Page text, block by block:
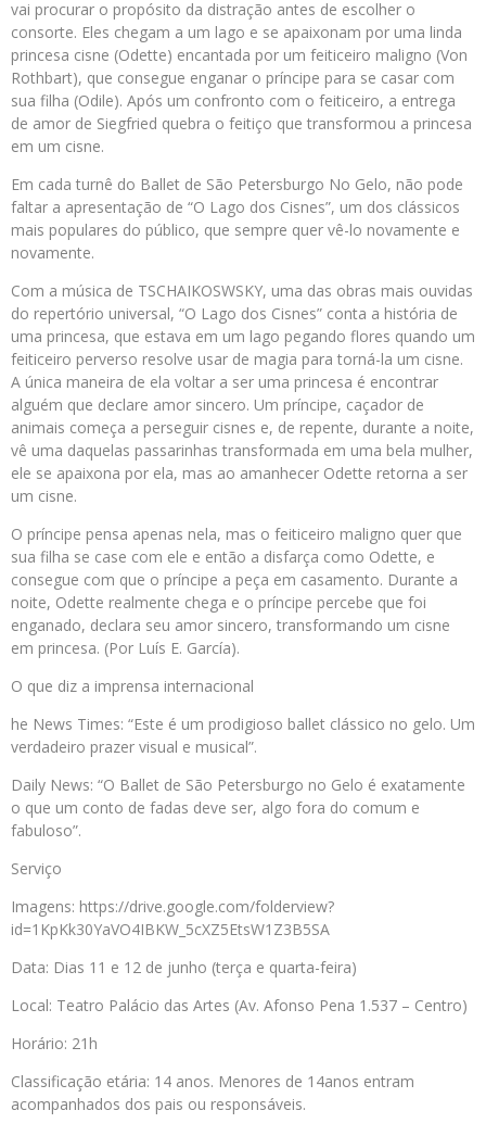
vai procurar o propósito da distração antes de escolher o
consorte. Eles chegam a um lago e se apaixonam por uma linda
princesa cisne (Odette) encantada por um feiticeiro maligno (Von
Rothbart), que consegue enganar o príncipe para se casar com
sua filha (Odile). Após um confronto com o feiticeiro, a entrega
de amor de Siegfried quebra o feitiço que transformou a princesa
em um cisne.
Em cada turnê do Ballet de São Petersburgo No Gelo, não pode
faltar a apresentação de “O Lago dos Cisnes”, um dos clássicos
mais populares do público, que sempre quer vê-lo novamente e
novamente.
Com a música de TSCHAIKOSWSKY, uma das obras mais ouvidas
do repertório universal, “O Lago dos Cisnes” conta a história de
uma princesa, que estava em um lago pegando flores quando um
feiticeiro perverso resolve usar de magia para torná-la um cisne.
A única maneira de ela voltar a ser uma princesa é encontrar
alguém que declare amor sincero. Um príncipe, caçador de
animais começa a perseguir cisnes e, de repente, durante a noite,
vê uma daquelas passarinhas transformada em uma bela mulher,
ele se apaixona por ela, mas ao amanhecer Odette retorna a ser
um cisne.
O príncipe pensa apenas nela, mas o feiticeiro maligno quer que
sua filha se case com ele e então a disfarça como Odette, e
consegue com que o príncipe a peça em casamento. Durante a
noite, Odette realmente chega e o príncipe percebe que foi
enganado, declara seu amor sincero, transformando um cisne
em princesa. (Por Luís E. García).
O que diz a imprensa internacional
he News Times: “Este é um prodigioso ballet clássico no gelo. Um
verdadeiro prazer visual e musical”.
Daily News: “O Ballet de São Petersburgo no Gelo é exatamente
o que um conto de fadas deve ser, algo fora do comum e
fabuloso”.
Serviço
Imagens: https://drive.google.com/folderview?
id=1KpKk30YaVO4IBKW_5cXZ5EtsW1Z3B5SA
Data: Dias 11 e 12 de junho (terça e quarta-feira)
Local: Teatro Palácio das Artes (Av. Afonso Pena 1.537 – Centro)
Horário: 21h
Classificação etária: 14 anos. Menores de 14anos entram
acompanhados dos pais ou responsáveis.